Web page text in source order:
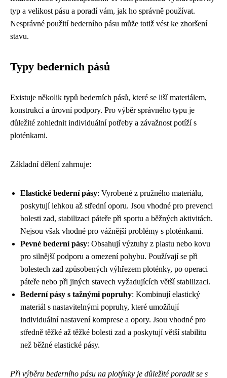
typ a velikost pásu a poradí vám, jak ho správně používat.
Nesprávné použití bederního pásu může totiž vést ke zhoršení
stavu.
Typy bederních pásů
Existuje několik typů bederních pásů, které se liší materiálem,
konstrukcí a úrovní podpory. Pro výběr správného typu je
důležité zohlednit individuální potřeby a závažnost potíží s
ploténkami.
Základní dělení zahrnuje:
Elastické bederní pásy: Vyrobené z pružného materiálu,
poskytují lehkou až střední oporu. Jsou vhodné pro prevenci
bolesti zad, stabilizaci páteře při sportu a běžných aktivitách.
Nejsou však vhodné pro vážnější problémy s ploténkami.
Pevné bederní pásy: Obsahují výztuhy z plastu nebo kovu
pro silnější podporu a omezení pohybu. Používají se při
bolestech zad způsobených výhřezem ploténky, po operaci
páteře nebo při jiných stavech vyžadujících větší stabilizaci.
Bederní pásy s tažnými popruhy: Kombinují elastický
materiál s nastavitelnými popruhy, které umožňují
individuální nastavení komprese a opory. Jsou vhodné pro
středně těžké až těžké bolesti zad a poskytují větší stabilitu
než běžné elastické pásy.
Při výběru bederního pásu na plotýnky je důležité poradit se s